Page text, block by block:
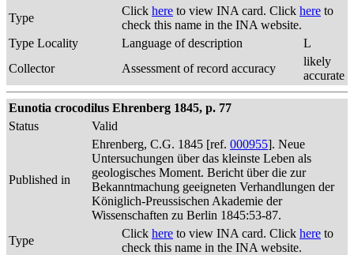
Type
Click here to view INA card. Click here to
check this name in the INA website.
Type Locality
Language of description
L
Collector
Assessment of record accuracy
likely
accurate
Eunotia crocodilus Ehrenberg 1845, p. 77
Status
Valid
Published in
Ehrenberg, C.G. 1845 [ref. 000955]. Neue
Untersuchungen über das kleinste Leben als
geologisches Moment. Bericht über die zur
Bekanntmachung geeigneten Verhandlungen der
Königlich-Preussischen Akademie der
Wissenschaften zu Berlin 1845:53-87.
Type
Click here to view INA card. Click here to
check this name in the INA website.